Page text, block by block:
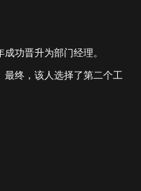
功晋升为部门经理。
最终，该人选择了第二个工